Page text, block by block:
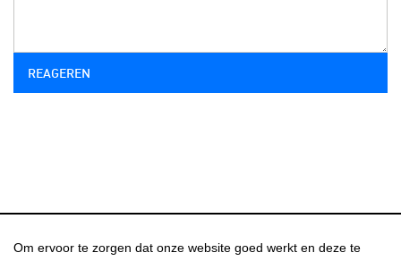
Om ervoor te zorgen dat onze website goed werkt en deze te